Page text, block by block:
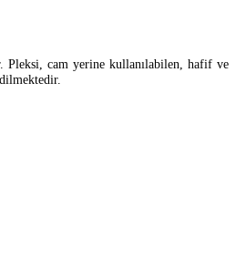
Pleksi, cam yerine kullanılabilen, hafif ve